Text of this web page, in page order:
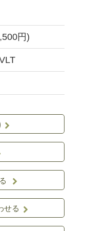
円)
せる